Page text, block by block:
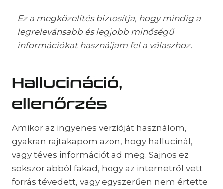
Ez a megközelítés biztosítja, hogy mindig a
legrelevánsabb és legjobb minőségű
információkat használjam fel a válaszhoz.
Hallucináció,
ellenőrzés
Amikor az ingyenes verzióját használom,
gyakran rajtakapom azon, hogy hallucinál,
vagy téves információt ad meg. Sajnos ez
sokszor abból fakad, hogy az internetről vett
forrás tévedett, vagy egyszerűen nem értette